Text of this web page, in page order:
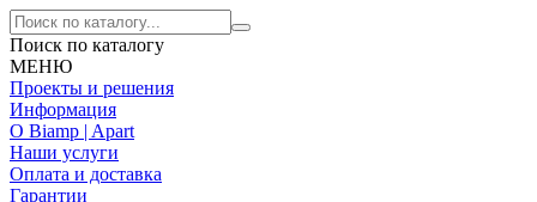
Поиск по каталогу
МЕНЮ
Проекты и решения
Информация
О Biamp | Apart
Наши услуги
Оплата и доставка
Гарантии